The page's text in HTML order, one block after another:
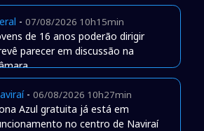
- 07/08/2026 10h15min
de 16 anos poderão dirigir
parecer em discussão na
- 06/08/2026 10h27min
Azul gratuita já está em
no centro de Naviraí